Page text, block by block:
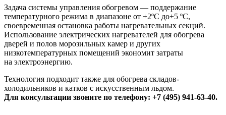
Задача системы управления обогревом — поддержание
температурного режима в диапазоне от +2ºC до+5 ºC,
своевременная остановка работы нагревательных секций.
Использование электрических нагревателей для обогрева
дверей и полов морозильных камер и других
низкотемпературных помещений экономит затраты
на электроэнергию.
Технология подходит также для обогрева складов-
холодильников и катков с искусственным льдом.
Для консультации звоните по телефону: +7 (495) 941-63-40.